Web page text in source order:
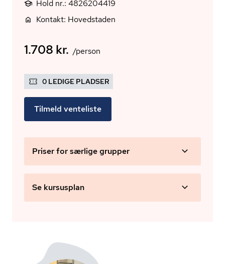
Hold nr.: 4826204419
Kontakt: Hovedstaden
1.708 kr. /person
0 LEDIGE PLADSER
Tilmeld venteliste
Priser for særlige grupper
Se kursusplan